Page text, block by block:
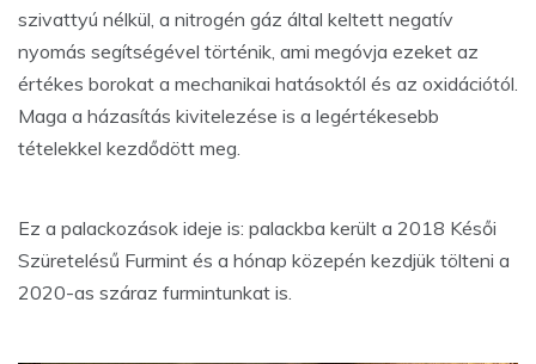
szivattyú nélkül, a nitrogén gáz által keltett negatív
nyomás segítségével történik, ami megóvja ezeket az
értékes borokat a mechanikai hatásoktól és az oxidációtól.
Maga a házasítás kivitelezése is a legértékesebb
tételekkel kezdődött meg.
Ez a palackozások ideje is: palackba került a 2018 Késői
Szüretelésű Furmint és a hónap közepén kezdjük tölteni a
2020-as száraz furmintunkat is.